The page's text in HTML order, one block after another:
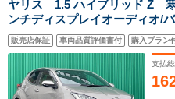
ヤリス 1.5 ハイブリッド Z 寒
ンチディスプレイオーディオ/
レコーダー/ETC/シートヒータ
ティセンス/レーダークルーズ
販売店保証 車両品質評価書付 購入プラン
支払